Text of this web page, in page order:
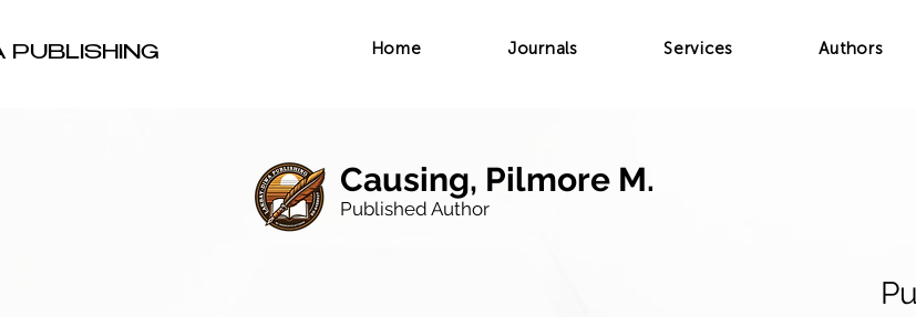
PUBLISHING Home Journals Services Authors
Causing, Pilmore M.
Published Author